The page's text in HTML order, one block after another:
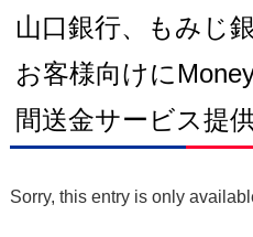
山口銀行、もみじ
お客様向けに
間送金サービス提
Sorry, this entry is only